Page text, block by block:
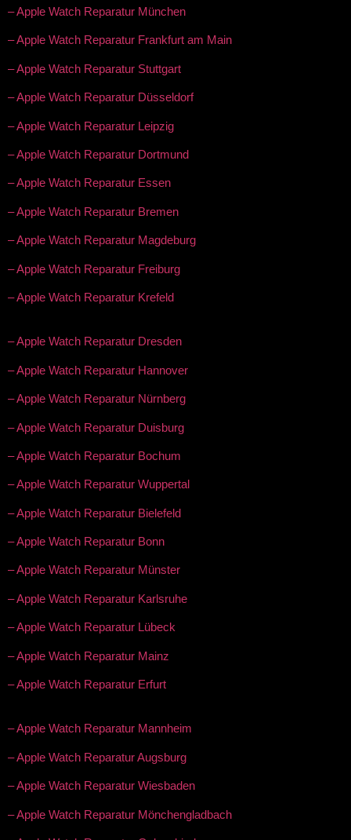
– Apple Watch Reparatur München
– Apple Watch Reparatur Frankfurt am Main
– Apple Watch Reparatur Stuttgart
– Apple Watch Reparatur Düsseldorf
– Apple Watch Reparatur Leipzig
– Apple Watch Reparatur Dortmund
– Apple Watch Reparatur Essen
– Apple Watch Reparatur Bremen
– Apple Watch Reparatur Magdeburg
– Apple Watch Reparatur Freiburg
– Apple Watch Reparatur Krefeld
– Apple Watch Reparatur Dresden
– Apple Watch Reparatur Hannover
– Apple Watch Reparatur Nürnberg
– Apple Watch Reparatur Duisburg
– Apple Watch Reparatur Bochum
– Apple Watch Reparatur Wuppertal
– Apple Watch Reparatur Bielefeld
– Apple Watch Reparatur Bonn
– Apple Watch Reparatur Münster
– Apple Watch Reparatur Karlsruhe
– Apple Watch Reparatur Lübeck
– Apple Watch Reparatur Mainz
– Apple Watch Reparatur Erfurt
– Apple Watch Reparatur Mannheim
– Apple Watch Reparatur Augsburg
– Apple Watch Reparatur Wiesbaden
– Apple Watch Reparatur Mönchengladbach